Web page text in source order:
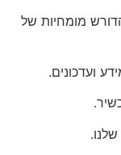
מומחיות של
ועדכונים.